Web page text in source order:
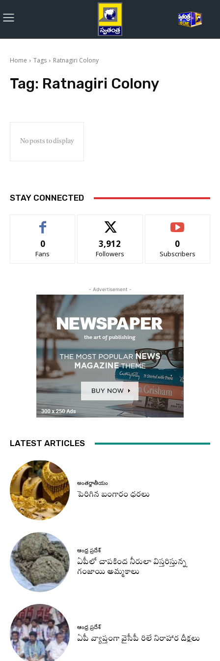
Home Tags Ratnagiri Colony
Tag: Ratnagiri Colony
No posts to display
STAY CONNECTED
0
Fans
3,912
Followers
0
Subscribers
- Advertisement -
LATEST ARTICLES
అంతర్జాతీయం
పెరిగిన బంగారం ధరలు
ఆంధ్ర ప్రదేశ్
ఏపీలో చాపకింద నీరులా విస్తరిస్తున్న
గంజాయి అమ్మకాలు
ఆంధ్ర ప్రదేశ్
ఏపీ వ్యాప్తంగా వైసీపీ రిలే నిరాహార దీక్షలు